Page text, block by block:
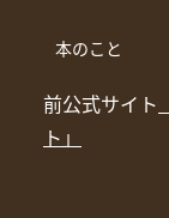
本のこと
前公式サイト
ト」